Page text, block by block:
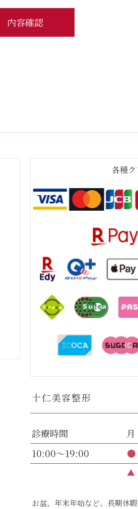
内容確認
各種
十仁美容整形
診療時間 月
10:00～19:00
●
▲
お盆、年末年始など、長期休